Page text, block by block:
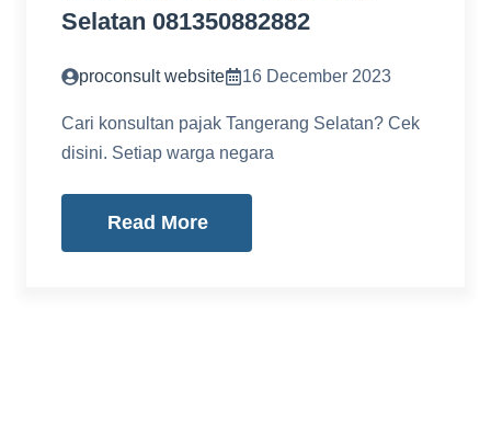
Selatan 081350882882
proconsult website 16 December 2023
Cari konsultan pajak Tangerang Selatan? Cek
disini. Setiap warga negara
Read More